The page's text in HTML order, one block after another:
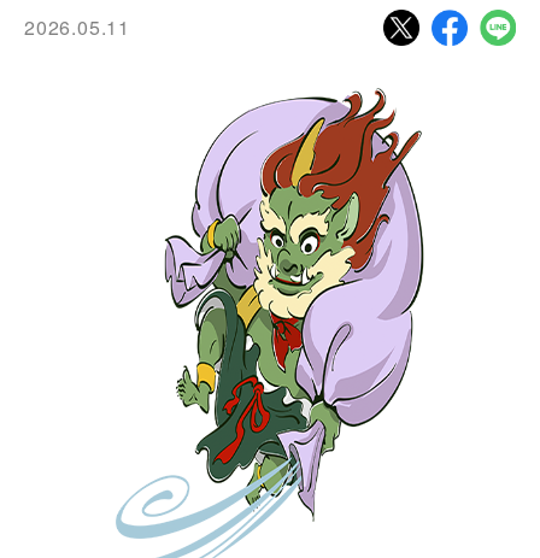
2026.05.11